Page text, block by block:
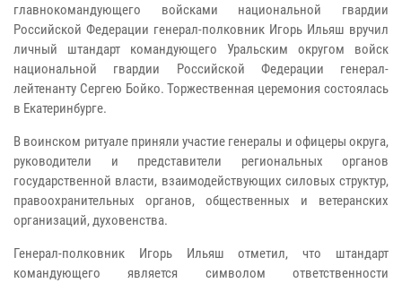
главнокомандующего войсками национальной гвардии
Российской Федерации генерал-полковник Игорь Ильяш вручил
личный штандарт командующего Уральским округом войск
национальной гвардии Российской Федерации генерал-
лейтенанту Сергею Бойко. Торжественная церемония состоялась
в Екатеринбурге.
В воинском ритуале приняли участие генералы и офицеры округа,
руководители и представители региональных органов
государственной власти, взаимодействующих силовых структур,
правоохранительных органов, общественных и ветеранских
организаций, духовенства.
Генерал-полковник Игорь Ильяш отметил, что штандарт
командующего является символом ответственности